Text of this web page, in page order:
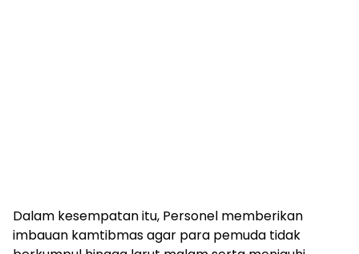
Dalam kesempatan itu, Personel memberikan
imbauan kamtibmas agar para pemuda tidak